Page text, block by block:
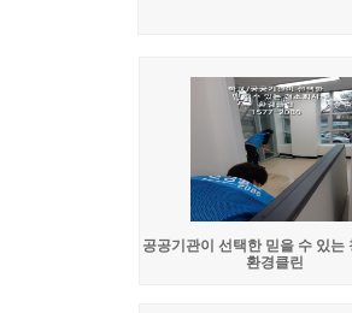
공공기관이 선택한 믿을 수 있는
환경클린